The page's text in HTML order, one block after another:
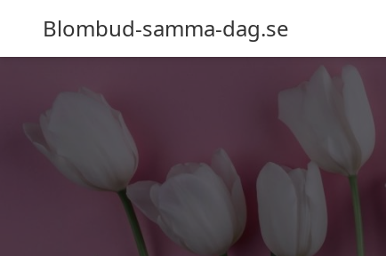
Blombud-samma-dag.se